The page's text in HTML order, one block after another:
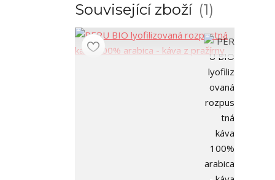
Související zboží 1